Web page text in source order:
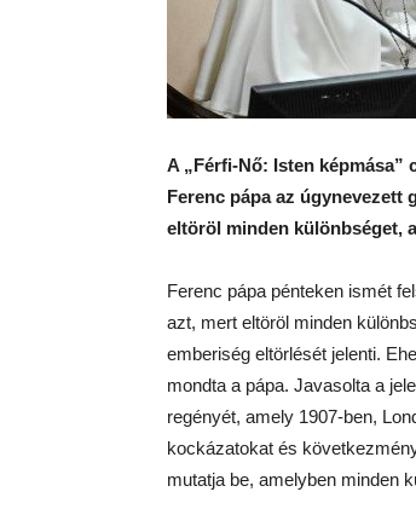
A „Férfi-Nő: Isten
Ferenc pápa az úgynevezett
eltöröl minden különbséget,
Ferenc pápa pénteken ismét
azt, mert eltöröl minden
emberiség eltörlését jelenti.
mondta a pápa. Javasolta a
regényét, amely 1907-ben,
kockázatokat és
mutatja be, amelyben minden